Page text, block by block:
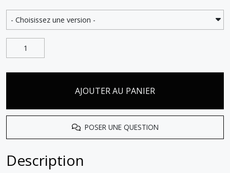
AJOUTER AU PANIER
POSER UNE QUESTION
Description